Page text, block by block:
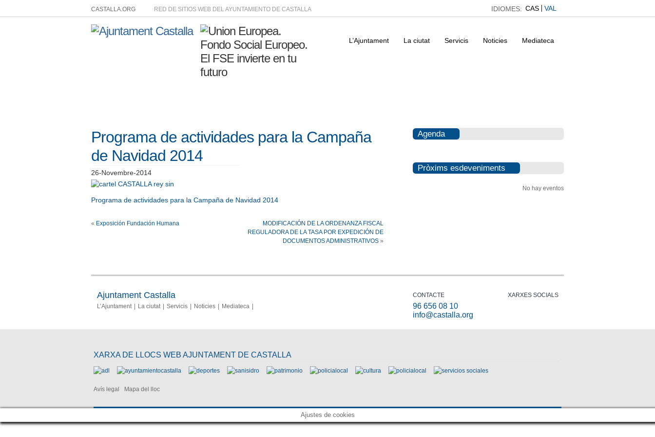
CASTALLA.ORG RED DE SITIOS WEB DEL AYUNTAMIENTO DE CASTALLA IDIOMES: CAS VAL
L’Ajuntament La ciutat Servicis Noticies Mediateca
Programa de actividades para la Campaña
de Navidad 2014
26-Novembre-2014
Programa de actividades para la Campaña de Navidad 2014
« Exposición Fundación Humana
MODIFICACIÓN DE LA ORDENANZA FISCAL
REGULADORA DE LA TASA POR EXPEDICIÓN DE
DOCUMENTOS ADMINISTRATIVOS »
Agenda
Pròxims esdeveniments
No hay eventos
Ajuntament Castalla
L’Ajuntament La ciutat Servicis Noticies Mediateca
CONTACTE
96 656 08 10
info@castalla.org
XARXES SOCIALS
XARXA DE LLOCS WEB AJUNTAMENT DE CASTALLA
Avís legal Mapa del lloc
Ajustes de cookies